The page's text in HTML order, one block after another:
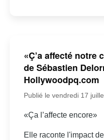
«Ç’a affecté notre
de Sébastien
Hollywoodpq.com
Publié le vendredi 17
«Ça l’affecte encore»
Elle raconte l'impact